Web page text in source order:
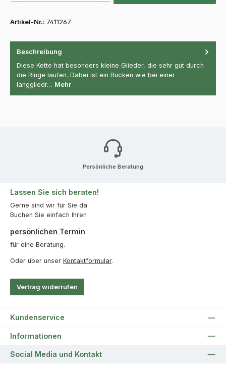
Artikel-Nr.: 7411267
Beschreibung
Diese Kette hat besonders kleine Glieder, die sehr gut durch
die Ringe laufen. Dabei ist ein Rucken wie bei einer
langgliedr… Mehr
Persönliche Beratung
Lassen Sie sich beraten!
Gerne sind wir für Sie da.
Buchen Sie einfach Ihren
persönlichen Termin
für eine Beratung.
Oder über unser Kontaktformular.
Vertrag widerrufen
Kundenservice
Informationen
Social Media und Kontakt